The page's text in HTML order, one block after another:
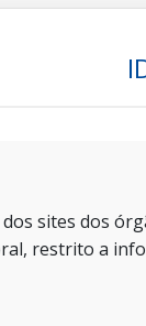
sites dos
restrito a